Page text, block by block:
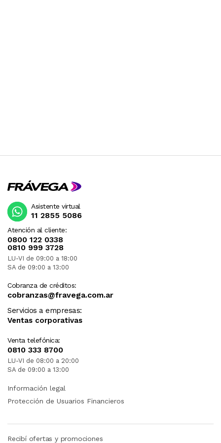
Atención al cliente:
0800 122 0338
0810 999 3728
LU-VI de 09:00 a 18:00
SA de 09:00 a 13:00
Cobranza de créditos:
cobranzas@fravega.com.ar
Servicios a empresas:
Ventas corporativas
Venta telefónica:
0810 333 8700
LU-VI de 08:00 a 20:00
SA de 09:00 a 13:00
Asistente virtual
11 2855 5086
Información legal
Protección de Usuarios Financieros
Recibí ofertas y promociones